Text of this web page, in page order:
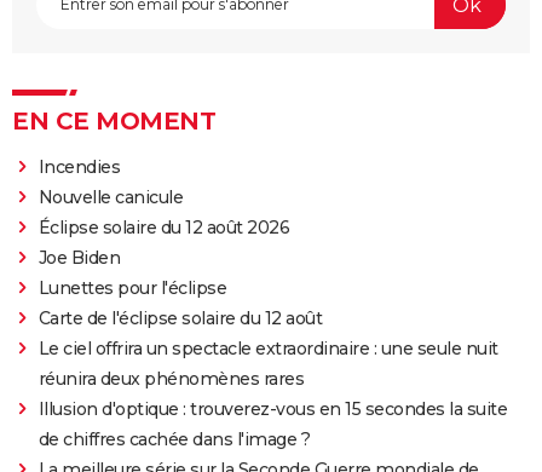
EN CE MOMENT
Incendies
Nouvelle canicule
Éclipse solaire du 12 août 2026
Joe Biden
Lunettes pour l'éclipse
Carte de l'éclipse solaire du 12 août
Le ciel offrira un spectacle extraordinaire : une seule nuit
réunira deux phénomènes rares
Illusion d'optique : trouverez-vous en 15 secondes la suite
de chiffres cachée dans l'image ?